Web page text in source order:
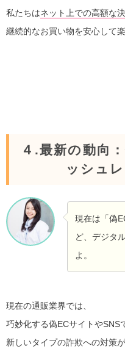
私たちはネット上での高額な
継続的なお買い物を安心して
４.最新の動向
ッシュ
現在は「偽
ど、デジタ
よ。
現在の通販業界では、
巧妙化する偽ECサイトやSNS
新しいタイプの詐欺への対策